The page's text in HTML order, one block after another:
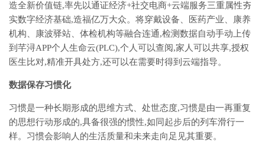
造全新价值链,率先以通证经济+社交电商+云端服务三重属性夯
实数字经济基础,造福亿万大众。将穿戴设备、医药产业、康养
机构、康波驿站、体检机构等融合连通,检测数据自动手动上传
到芊浔APP个人生命云(PLC),个人可以查阅,家人可以共享,授权
医生比对,精准开具处方,还可以在需要时得到云端指导。
数据保存习惯化
习惯是一种长期形成的思维方式、处世态度,习惯是由一再重复
的思想行动形成的,具备很强的惯性,如同起步后的列车滑行一
样。习惯会影响人的生活质量和未来走向足见其重要。